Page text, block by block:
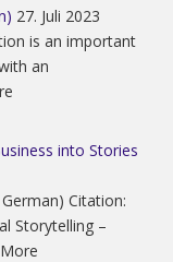
27. Juli 2023
is an important
an
into Stories
Citation:
Storytelling –